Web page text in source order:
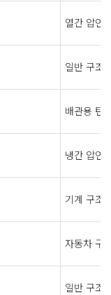
열간 압연
일반 구조
배관용 탄
냉간 압연
기계 구조
자동차 구
일반 구조